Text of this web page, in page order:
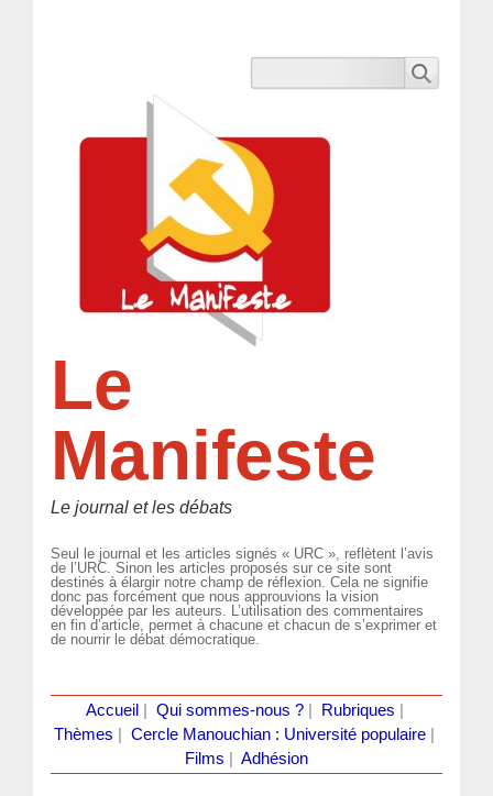
Le
Manifeste
Le journal et les débats
Seul le journal et les articles signés « URC », reflètent l’avis
de l’URC. Sinon les articles proposés sur ce site sont
destinés à élargir notre champ de réflexion. Cela ne signifie
donc pas forcément que nous approuvions la vision
développée par les auteurs. L’utilisation des commentaires
en fin d’article, permet à chacune et chacun de s’exprimer et
de nourrir le débat démocratique.
Accueil Qui sommes-nous ?| Rubriques
Thèmes
Cercle Manouchian : Université populaire
Films
Adhésion